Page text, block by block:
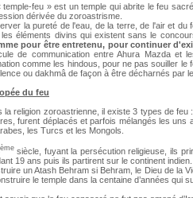
temple-feu » est un temple qui abrite le feu
dérivée du zoroastrisme.
la pureté de l'eau, de la terre, de l'air et
éléments divins qui existent sans le
pour être entretenu, pour continuer
de communication entre Ahura Mazda et
comme les hindous, pour ne pas souiller
ou dakhmâ de façon à être décharnés par
du feu
la religion zoroastrienne, il existe 3 types de
furent déplacés et parfois mélangés les
les Turcs et les Mongols.
èmesiècle, fuyant la persécution religieuse, ils
19 ans puis ils partirent sur le continent
un Atash Behram si Behram, le Dieu de la
le temple dans la centaine d’années qui